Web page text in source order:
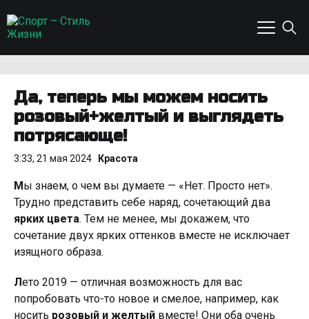
Да, теперь мы можем носить
розовый+желтый и выглядеть
потрясающе!
3:33, 21 мая 2024 Красота
Мы знаем, о чем вы думаете — «Нет. Просто нет».
Трудно представить себе наряд, сочетающий два
ярких цвета. Тем не менее, мы докажем, что
сочетание двух ярких оттенков вместе не исключает
изящного образа.
Лето 2019 — отличная возможность для вас
попробовать что-то новое и смелое, например, как
носить розовый и желтый вместе! Они оба очень